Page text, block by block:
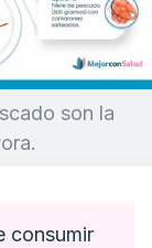
son la
consumir